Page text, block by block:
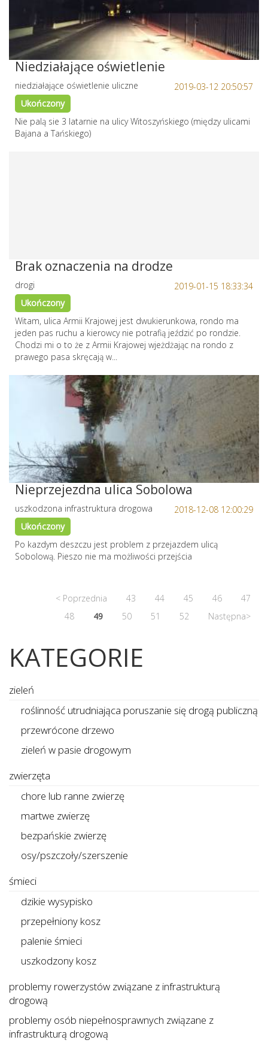
Niedziałające oświetlenie
2019-03-12 20:50:57
niedziałające oświetlenie uliczne
Ukończony
Nie palą sie 3 latarnie na ulicy Witoszyńskiego (między ulicami
Bajana a Tańskiego)
Brak oznaczenia na drodze
2019-01-15 18:33:34
drogi
Ukończony
Witam, ulica Armii Krajowej jest dwukierunkowa, rondo ma
jeden pas ruchu a kierowcy nie potrafią jeździć po rondzie.
Chodzi mi o to że z Armii Krajowej wjeżdżając na rondo z
prawego pasa skręcają w...
Nieprzejezdna ulica Sobolowa
2018-12-08 12:00:29
uszkodzona infrastruktura drogowa
Ukończony
Po kazdym deszczu jest problem z przejazdem ulicą
Sobolową. Pieszo nie ma możliwości przejścia
< Poprzednia 43 44 45 46
47
48
49 50 51 52 Następna>
KATEGORIE
zieleń
roślinność utrudniająca poruszanie się drogą publiczną
przewrócone drzewo
zieleń w pasie drogowym
zwierzęta
chore lub ranne zwierzę
martwe zwierzę
bezpańskie zwierzę
osy/pszczoły/szerszenie
śmieci
dzikie wysypisko
przepełniony kosz
palenie śmieci
uszkodzony kosz
problemy rowerzystów związane z infrastrukturą
drogową
problemy osób niepełnosprawnych związane z
infrastrukturą drogową